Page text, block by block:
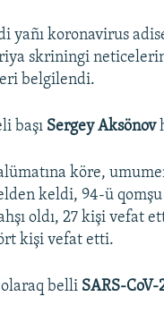
yañı koronavirus
skriningi
belgilendi.
başı Sergey Aksönov
köre,
keldi, 94-ü
oldı, 27 kişi vefat
kişi vefat etti.
olaraq belli SARS-